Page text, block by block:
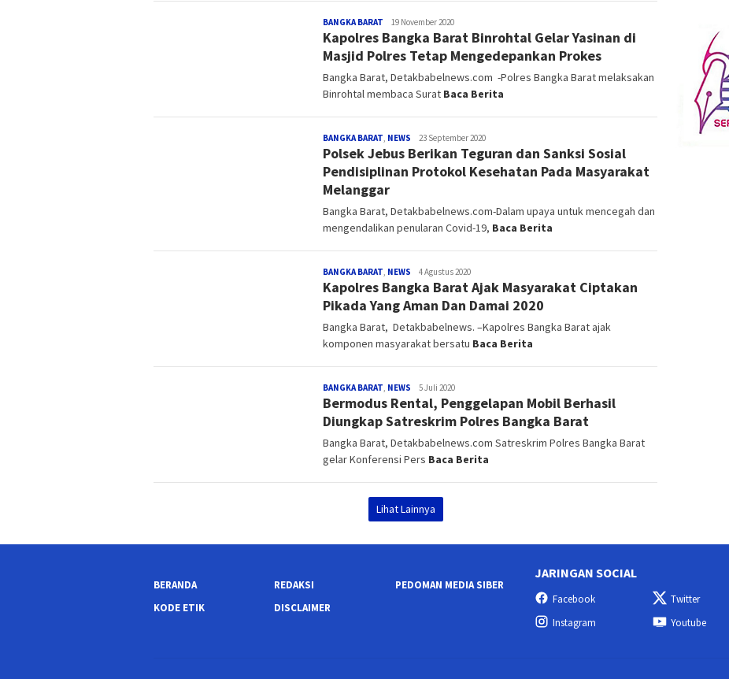
BANGKA BARAT Admin_detak
19 November 2020
Kapolres Bangka Barat Binrohtal Gelar Yasinan di
Masjid Polres Tetap Mengedepankan Prokes
Bangka Barat, Detakbabelnews.com -Polres Bangka Barat melaksakan
Binrohtal membaca Surat Baca Berita
BANGKA BARAT, NEWS Admin_detak
23 September 2020
Polsek Jebus Berikan Teguran dan Sanksi Sosial
Pendisiplinan Protokol Kesehatan Pada Masyarakat
Melanggar
Bangka Barat, Detakbabelnews.com-Dalam upaya untuk mencegah dan
mengendalikan penularan Covid-19, Baca Berita
BANGKA BARAT, NEWS Admin_detak
4 Agustus 2020
Kapolres Bangka Barat Ajak Masyarakat Ciptakan
Pikada Yang Aman Dan Damai 2020
Bangka Barat, Detakbabelnews. –Kapolres Bangka Barat ajak
komponen masyarakat bersatu Baca Berita
BANGKA BARAT, NEWS Admin_detak
5 Juli 2020
Bermodus Rental, Penggelapan Mobil Berhasil
Diungkap Satreskrim Polres Bangka Barat
Bangka Barat, Detakbabelnews.com Satreskrim Polres Bangka Barat
gelar Konferensi Pers Baca Berita
Lihat Lainnya
BERANDA REDAKSI
PEDOMAN MEDIA SIBER
KODE ETIK
DISCLAIMER
JARINGAN SOCIAL
Facebook Twitter
Instagram
Youtube